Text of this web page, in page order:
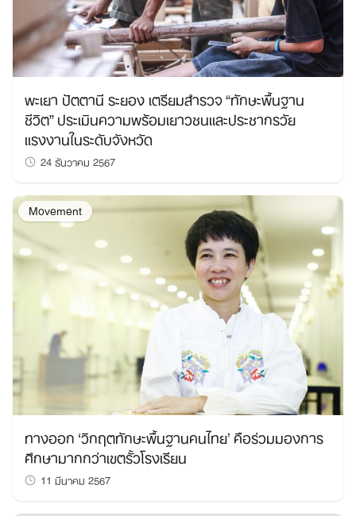
พะเยา ปัตตานี ระยอง เตรียมสำรวจ “ทักษะพื้นฐาน
ชีวิต” ประเมินความพร้อมเยาวชนและประชากรวัย
แรงงานในระดับจังหวัด
24 ธันวาคม 2567
Movement
ทางออก ‘วิกฤตทักษะพื้นฐานคนไทย’ คือร่วมมองการ
ศึกษามากกว่าเขตรั้วโรงเรียน
11 มีนาคม 2567